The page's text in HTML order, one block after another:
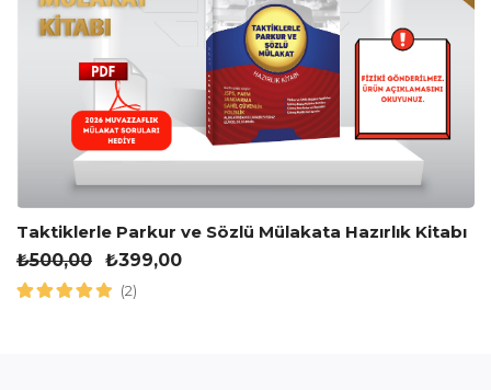
Taktiklerle Parkur ve Sözlü Mülakata Hazırlık Kitabı
₺500,00 ₺399,00
(2)